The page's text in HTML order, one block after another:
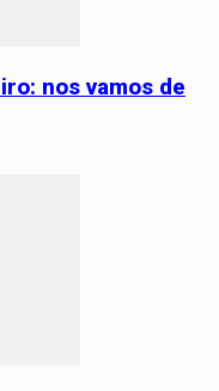
nos vamos de